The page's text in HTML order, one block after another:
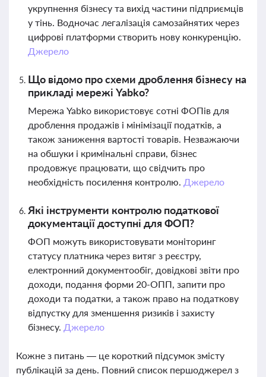
укрупнення бізнесу та вихід частини підприємців
у тінь. Водночас легалізація самозайнятих через
цифрові платформи створить нову конкуренцію.
Джерело
Що відомо про схеми дроблення бізнесу на
прикладі мережі Yabko?
Мережа Yabko використовує сотні ФОПів для
дроблення продажів і мінімізації податків, а
також заниження вартості товарів. Незважаючи
на обшуки і кримінальні справи, бізнес
продовжує працювати, що свідчить про
необхідність посилення контролю. Джерело
Які інструменти контролю податкової
документації доступні для ФОП?
ФОП можуть використовувати моніторинг
статусу платника через витяг з реєстру,
електронний документообіг, довідкові звіти про
доходи, подання форми 20-ОПП, запити про
доходи та податки, а також право на податкову
відпустку для зменшення ризиків і захисту
бізнесу. Джерело
Кожне з питань — це короткий підсумок змісту
публікацій за день. Повний список першоджерел з